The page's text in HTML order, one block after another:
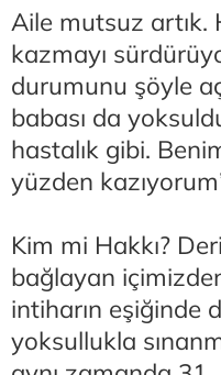
Aile mutsuz artık.
kazmayı
durumunu şöyle
babası da
hastalık gibi.
yüzden
Kim mi Hakkı?
bağlayan
intiharın eşiğinde
yoksullukla